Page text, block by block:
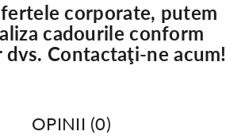
corporate, putem
cadourile conform
Contactaţi-ne acum!
OPINII (0)